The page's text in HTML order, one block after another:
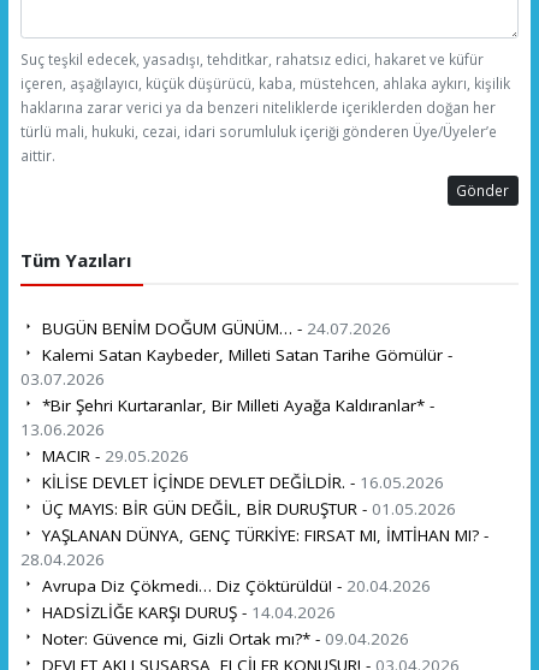
Suç teşkil edecek, yasadışı, tehditkar, rahatsız edici, hakaret ve küfür
içeren, aşağılayıcı, küçük düşürücü, kaba, müstehcen, ahlaka aykırı, kişilik
haklarına zarar verici ya da benzeri niteliklerde içeriklerden doğan her
türlü mali, hukuki, cezai, idari sorumluluk içeriği gönderen Üye/Üyeler’e
aittir.
Gönder
Tüm Yazıları
BUGÜN BENİM DOĞUM GÜNÜM… - 24.07.2026
Kalemi Satan Kaybeder, Milleti Satan Tarihe Gömülür -
03.07.2026
*Bir Şehri Kurtaranlar, Bir Milleti Ayağa Kaldıranlar* -
13.06.2026
MACIR - 29.05.2026
KİLİSE DEVLET İÇİNDE DEVLET DEĞİLDİR. - 16.05.2026
ÜÇ MAYIS: BİR GÜN DEĞİL, BİR DURUŞTUR - 01.05.2026
YAŞLANAN DÜNYA, GENÇ TÜRKİYE: FIRSAT MI, İMTİHAN MI? -
28.04.2026
Avrupa Diz Çökmedi… Diz Çöktürüldü! - 20.04.2026
HADSİZLİĞE KARŞI DURUŞ - 14.04.2026
Noter: Güvence mi, Gizli Ortak mı?* - 09.04.2026
DEVLET AKLI SUSARSA, ELÇİLER KONUŞUR! - 03.04.2026